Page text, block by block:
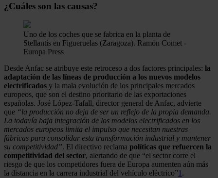
¿Cuáles son las causas?
Uno de los coches que se fabrica en la planta de
Stellantis en Figueruelas (Zaragoza). Ramón Comet -
Europa Press
Desde Anfac se atribuye este retroceso a dos factores principales: la
adaptación de las líneas de producción a los nuevos modelos
electrificados y la mala evolución de los principales mercados
europeos, que son el destino prioritario de las exportaciones
españolas. José López-Tafall, director general de Anfac, advierte
que “la producción no deja de ser un reflejo de la propia demanda.
La todavía baja integración de los modelos electrificados en los
mercados europeos limita el impulso que necesitan nuestras
fábricas para consolidar esta transformación industrial y mantener
su competitividad”. El directivo reclama políticas que refuercen la
competitividad del sector, alertando de que “el sector corre el
riesgo de que los competidores fuera de Europa aumenten aún más
la distancia en la carrera industrial del vehículo eléctrico”1 .